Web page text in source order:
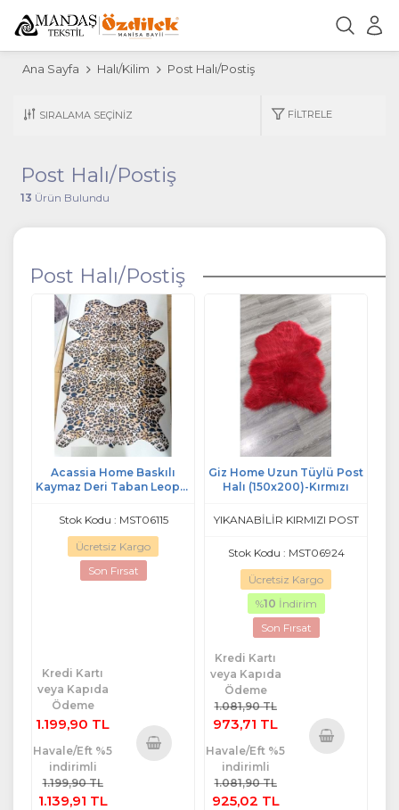
Ana Sayfa Halı/Kilim Post Halı/Postiş
FILTRELE
Post Halı/Postiş
13 Ürün Bulundu
Post Halı/Postiş
Acassia Home Baskılı
Kaymaz Deri Taban Leopar
Stok Kodu : MST06115
Ücretsiz Kargo
Son Fırsat
Kredi Kartı
veya Kapıda
Ödeme
1.199,90 TL
Havale/Eft %5
indirimli
1.199,90 TL
1.139,91 TL
Giz Home Uzun Tüylü Post
Halı (150x200)-Kırmızı
YIKANABİLİR KIRMIZI POST
Stok Kodu : MST06924
Ücretsiz Kargo
%10 İndirim
Son Fırsat
Kredi Kartı
veya Kapıda
Ödeme
1.081,90 TL
973,71 TL
Havale/Eft %5
indirimli
1.081,90 TL
925,02 TL